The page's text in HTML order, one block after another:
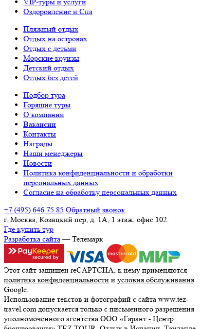
Оздоровление и Спа
Пляжный отдых
Отдых на островах
Отдых с детьми
Морские круизы
Детский отдых
Отдых без детей
Подбор тура
Горящие туры
О компании
Вакансии
Контакты
Награды
Наши менеджеры
Новости
Политика конфиденциальности и обработки
персональных данных
Согласие на обработку персональных данных
+7 (495) 646 75 85 Обратный звонок
г. Москва, Козицкий пер, д. 1А, 1 этаж, офис 102.
Где купить тур
Разработка сайта— Телемарк
Этот сайт защищен reCAPTCHA, к нему применяются
политика конфиденциальности и условия обслуживания
Google.
Использование текстов и фотографий с сайта www.tez-
travel.com допускается только с письменного разрешения
уполномоченного агентства ООО «Гарант - Центр